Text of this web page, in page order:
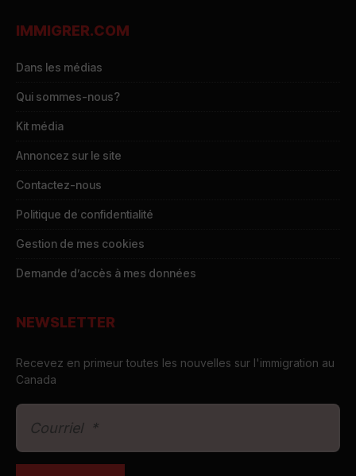
IMMIGRER.COM
Dans les médias
Qui sommes-nous?
Kit média
Annoncez sur le site
Contactez-nous
Politique de confidentialité
Gestion de mes cookies
Demande d’accès à mes données
NEWSLETTER
Recevez en primeur toutes les nouvelles sur l'immigration au
Canada